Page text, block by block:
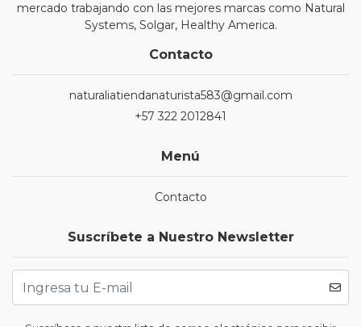
mercado trabajando con las mejores marcas como Natural
Systems, Solgar, Healthy America.
Contacto
naturaliatiendanaturista583@gmail.com
+57 322 2012841
Menú
Contacto
Suscríbete a Nuestro Newsletter